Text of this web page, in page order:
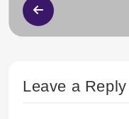
Leave a Reply